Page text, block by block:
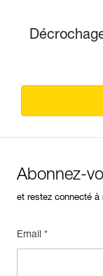
Abonnez-
et restez connecté à
Email *